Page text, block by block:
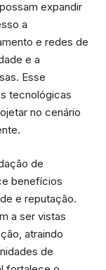
expandir
a
e redes de
e a
Esse
tecnológicas
no cenário
de
benefícios
e reputação.
a ser vistas
atraindo
de